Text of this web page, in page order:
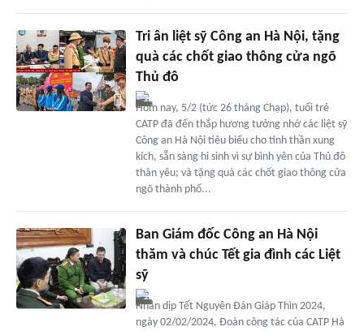
Tri ân liệt sỹ Công an Hà Nội, tặng
quà các chốt giao thông cửa ngõ
Thủ đô
Hôm nay, 5/2 (tức 26 tháng Chạp), tuổi trẻ
CATP đã đến thắp hương tưởng nhớ các liệt sỹ
Công an Hà Nội tiêu biểu cho tinh thần xung
kích, sẵn sàng hi sinh vì sự bình yên của Thủ đô
thân yêu; và tặng quà các chốt giao thông cửa
ngõ thành phố...
Ban Giám đốc Công an Hà Nội
thăm và chúc Tết gia đình các Liệt
sỹ
Nhân dịp Tết Nguyên Đán Giáp Thìn 2024,
ngày 02/02/2024, Đoàn công tác của CATP Hà